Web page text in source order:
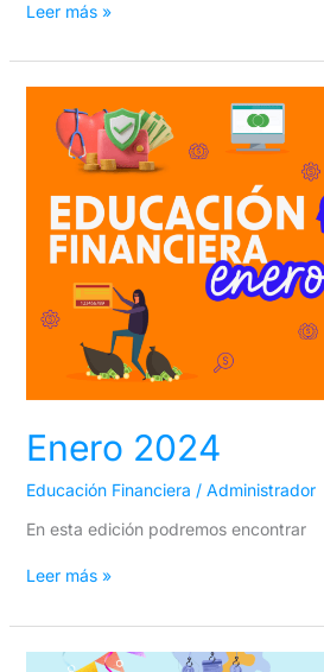
Leer más »
Enero 2024
Educación Financiera / Administrador
En esta edición podremos encontrar
2024
Leer más »
Diciembre